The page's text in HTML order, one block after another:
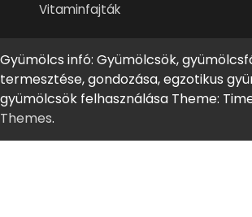
Vitaminfajták
Gyümölcs infó: Gyümölcsök,
termesztése, gondozása, egzotikus
gyümölcsök felhasználása Theme:
Themes.